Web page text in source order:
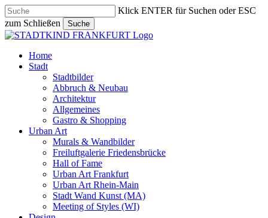
Skip
to
main
content
Klick ENTER für Suchen oder ESC
zum Schließen
Suche
Close
search
Menu
Home
Stadt
Stadtbilder
Abbruch & Neubau
Architektur
Allgemeines
Gastro & Shopping
Urban Art
Murals & Wandbilder
Freiluftgalerie Friedensbrücke
Hall of Fame
Urban Art Frankfurt
Urban Art Rhein-Main
Stadt Wand Kunst (MA)
Meeting of Styles (WI)